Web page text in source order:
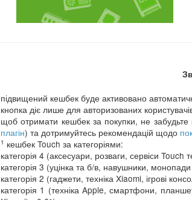
підвищений кешбек буде активовано
кнопка діє лише для авторизованих
щоб отримати кешбек за покупки, не
плагін) та дотримуйтесь рекомендацій щодо
1 кешбек Touch за категоріями:
категорія 4 (аксесуари, розваги, сервіси Touch
категорія 3 (уцінка та б/в, навушники,
категорія 2 (гаджети, техніка Xiaomi, ігрові
категорія 1 (техніка Apple, смартфони,